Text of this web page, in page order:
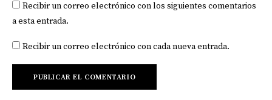
Recibir un correo electrónico con los siguientes comentarios
a esta entrada.
Recibir un correo electrónico con cada nueva entrada.